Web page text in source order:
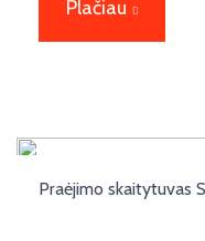
Plačiau
Praėjimo skaitytuvas